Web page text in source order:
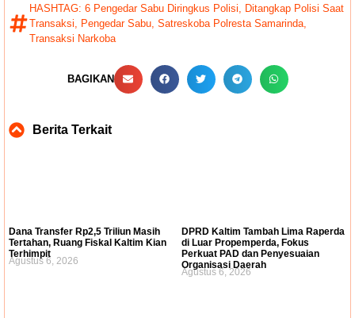
HASHTAG: 6 Pengedar Sabu Diringkus Polisi
Ditangkap Polisi Saat
Transaksi
Pengedar Sabu Satreskoba Polresta Samarinda
Transaksi Narkoba
BAGIKAN
Berita Terkait
Dana Transfer Rp2,5 Triliun Masih
Tertahan, Ruang Fiskal Kaltim Kian
Terhimpit
Agustus 6, 2026
DPRD Kaltim Tambah Lima Raperda
di Luar Propemperda, Fokus
Perkuat PAD dan Penyesuaian
Organisasi Daerah
Agustus 6, 2026